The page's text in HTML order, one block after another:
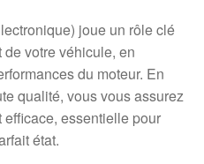
joue un rôle clé
votre véhicule, en
du moteur. En
qualité, vous vous assurez
essentielle pour
état.